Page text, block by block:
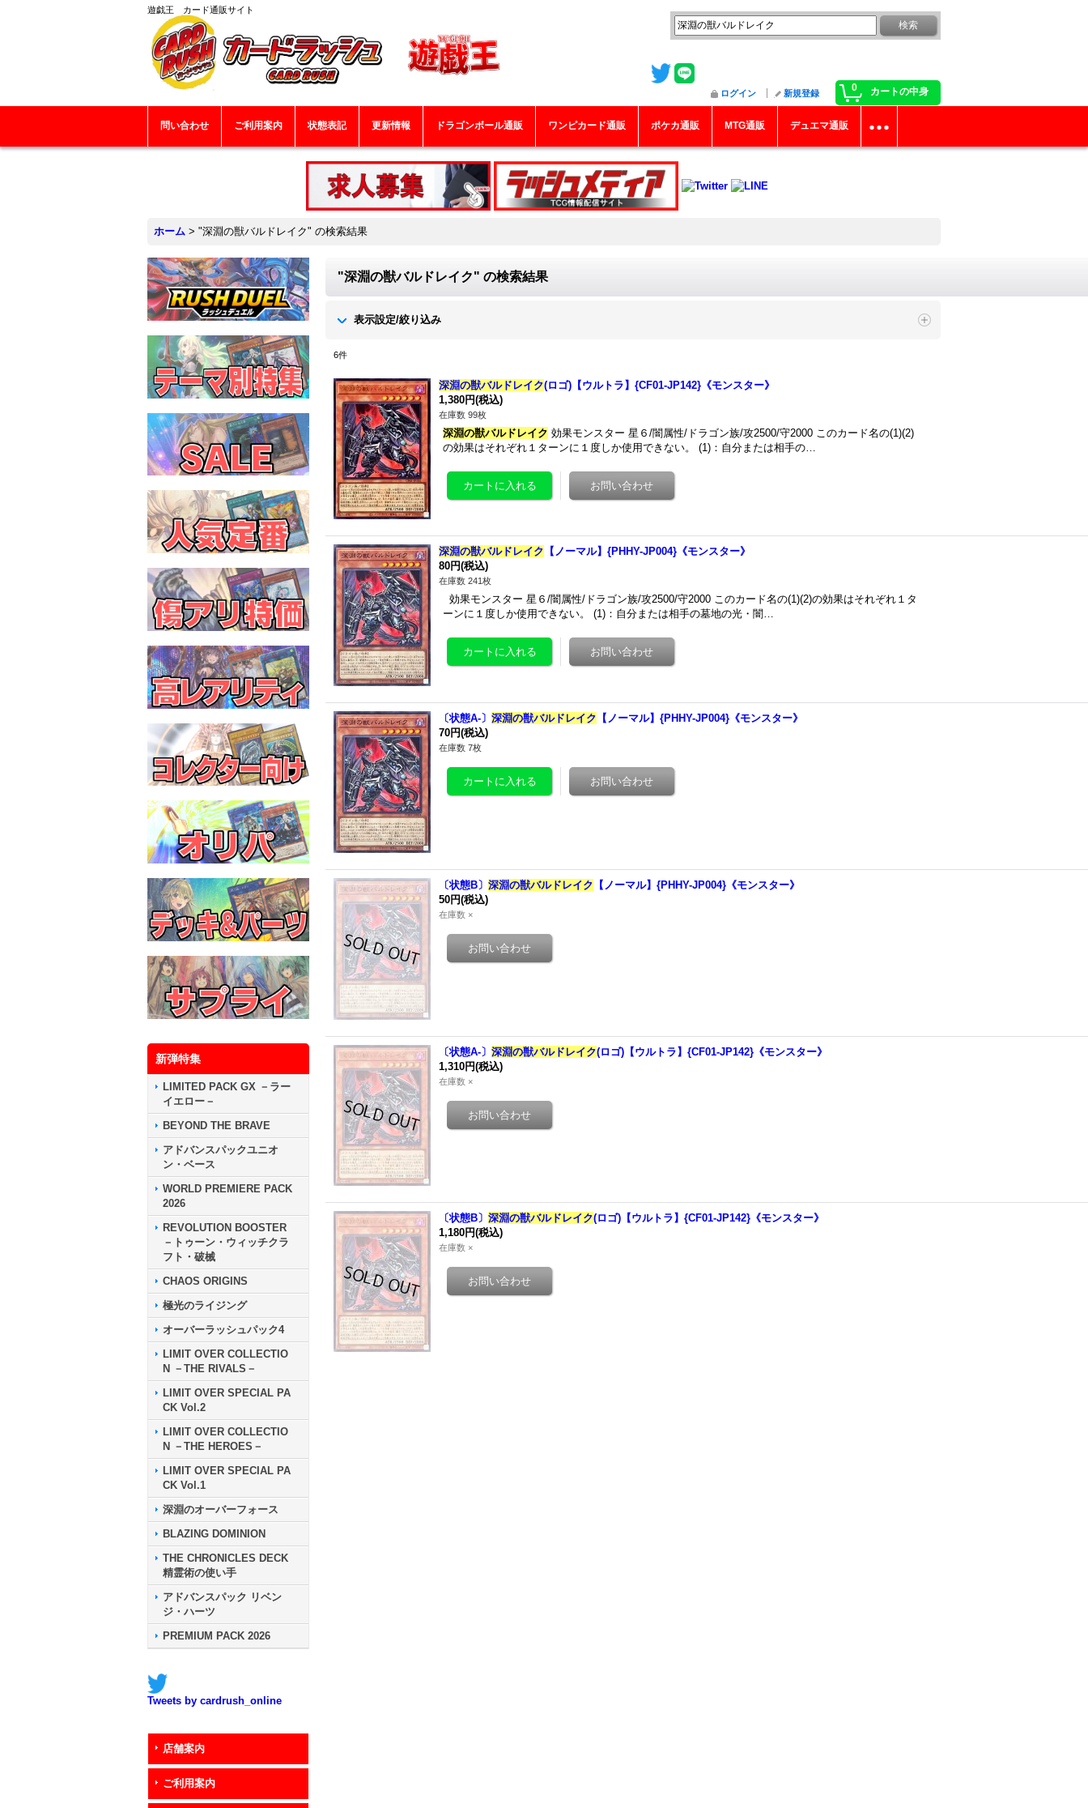
遊戯王 カード通販サイト
0 カートの中身
ログイン 新規登録
問い合わせ ご利用案内 状態表記 更新情報 ドラゴンボール通販 ワンピカード通販 ポケカ通販 MTG通販 デュエマ通販
ホーム > "深淵の獣バルドレイク" の検索結果
新弾特集
LIMITED PACK GX －ラー
イエロー－
BEYOND THE BRAVE
アドバンスパックユニオ
ン・ベース
WORLD PREMIERE PACK
2026
REVOLUTION BOOSTER
－トゥーン・ウィッチクラ
フト・破械
CHAOS ORIGINS
極光のライジング
オーバーラッシュパック4
LIMIT OVER COLLECTIO
N －THE RIVALS－
LIMIT OVER SPECIAL PA
CK Vol.2
LIMIT OVER COLLECTIO
N －THE HEROES－
LIMIT OVER SPECIAL PA
CK Vol.1
深淵のオーバーフォース
BLAZING DOMINION
THE CHRONICLES DECK
精霊術の使い手
アドバンスパック リベン
ジ・ハーツ
PREMIUM PACK 2026
Tweets by cardrush_online
店舗案内
ご利用案内
"深淵の獣バルドレイク" の検索結果
表示設定/絞り込み
6件
深淵の獣バルドレイク(ロゴ)【ウルトラ】{CF01-JP142}《モンスター》
1,380円(税込)
在庫数 99枚
深淵の獣バルドレイク 効果モンスター 星６/闇属性/ドラゴン族/攻2500/守2000 このカード名の(1)(2)
の効果はそれぞれ１ターンに１度しか使用できない。 (1)：自分または相手の…
深淵の獣バルドレイク 【ノーマル】{PHHY-JP004}《モンスター》
80円(税込)
在庫数 241枚
効果モンスター 星６/闇属性/ドラゴン族/攻2500/守2000 このカード名の(1)(2)の効果はそれぞれ１タ
ーンに１度しか使用できない。 (1)：自分または相手の墓地の光・闇…
〔状態A-〕 深淵の獣バルドレイク 【ノーマル】{PHHY-JP004}《モンスター》
70円(税込)
在庫数 7枚
〔状態B〕 深淵の獣バルドレイク 【ノーマル】{PHHY-JP004}《モンスター》
50円(税込)
在庫数 ×
〔状態A-〕 深淵の獣バルドレイク(ロゴ)【ウルトラ】{CF01-JP142}《モンスター》
1,310円(税込)
在庫数 ×
〔状態B〕 深淵の獣バルドレイク(ロゴ)【ウルトラ】{CF01-JP142}《モンスター》
1,180円(税込)
在庫数 ×